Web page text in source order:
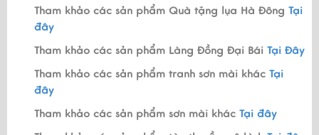
Tham khảo các sản phẩm Quà tặng lụa Hà Đông Tại
đây
Tham khảo các sản phẩm Làng Đồng Đại Bái Tại Đây
Tham khảo các sản phẩm tranh sơn mài khác Tại
đây
Tham khảo các sản phẩm sơn mài khác Tại đây